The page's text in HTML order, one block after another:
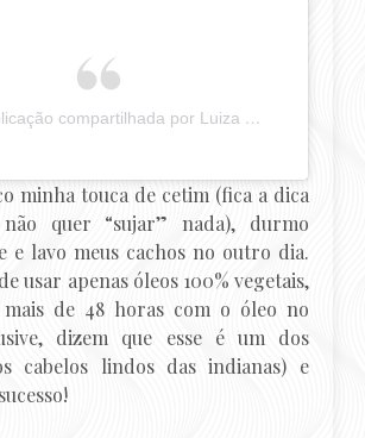
Uma publicação compartilhada por Luiza Costa (@pergunteaumamulher)
minha touca de cetim (fica a dica
quer “sujar” nada), durmo
e lavo meus cachos no outro dia.
usar apenas óleos 100% vegetais,
de 48 horas com o óleo no
dizem que esse é um dos
cabelos lindos das indianas) e